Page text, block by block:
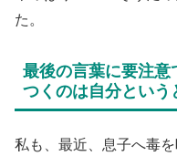
た。
最後の言葉に要注
つくのは自分という
私も、最近、息子へ毒